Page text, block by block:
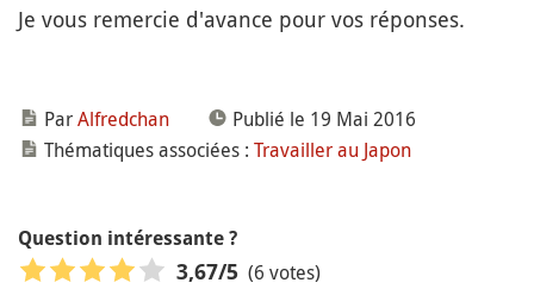
Je vous remercie d'avance pour vos réponses.
ParAlfredchan
Publié le 19 Mai 2016
Thématiques associées : Travailler au Japon
Question intéressante ?
3,67/5 (6 votes)